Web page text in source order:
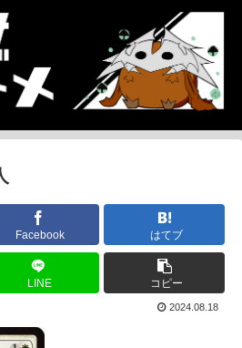
Facebook はてブ
LINE コピー
2024.08.18